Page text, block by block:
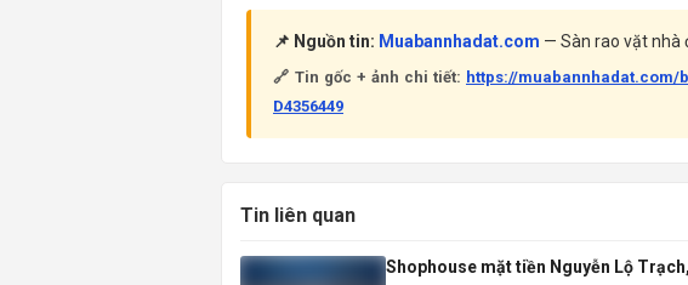
📌 Nguồn tin: Muabannhadat.com — Sàn rao vặt nhà
🔗 Tin gốc + ảnh chi tiết: https://
D4356449
Tin liên quan
Shophouse mặt tiền Nguyễn Lộ